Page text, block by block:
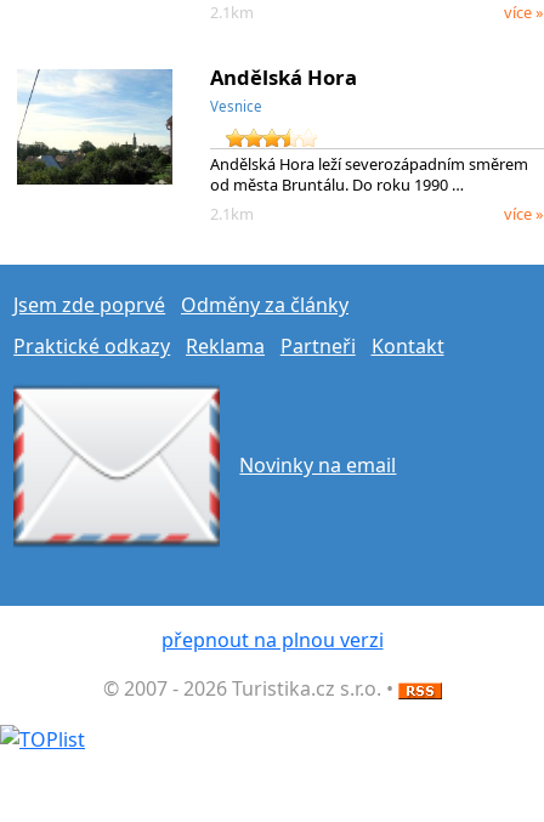
2.1km
více »
Andělská Hora
Vesnice
Andělská Hora leží severozápadním směrem
od města Bruntálu. Do roku 1990 …
2.1km
více »
Jsem zde poprvé
Odměny za články
Praktické odkazy
Reklama Partneři Kontakt
Novinky na email
přepnout na plnou verzi
© 2007 - 2026 Turistika.cz s.r.o. •